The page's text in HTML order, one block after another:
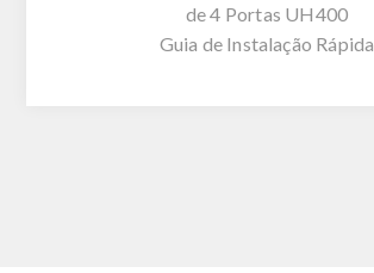
de 4 Portas UH400
Guia de Instalação Rápida